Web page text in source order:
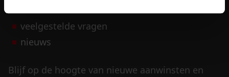
veelgestelde vragen
nieuws
Blijf op de hoogte van nieuwe aanwinsten en